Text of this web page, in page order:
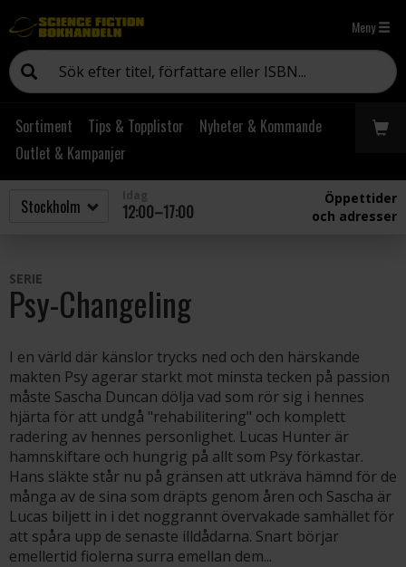
Meny
Sortiment Tips & Topplistor
Nyheter & Kommande
Outlet & Kampanjer
12:00–17:00
Öppettider
och adresser
SERIE
Psy-Changeling
I en värld där känslor trycks ned och den härskande
makten Psy agerar starkt mot minsta tecken på passion
måste Sascha Duncan dölja vad som rör sig i hennes
hjärta för att undgå "rehabilitering" och komplett
radering av hennes personlighet. Lucas Hunter är
hamnskiftare och hungrig på allt som Psy förkastar.
Hans släkte står nu på gränsen att utkräva hämnd för de
många av de sina som dräpts genom åren och Sascha är
Lucas biljett in i det noggrannt övervakade samhället för
att spåra upp de senaste illdådarna. Snart börjar
emellertid fiolerna surra emellan dem...